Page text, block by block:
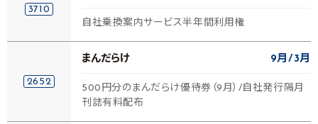
3710
自社乗換案内サービス半年間利用権
2652
まんだらけ 9月 3月
500円分のまんだらけ優待券（9月）/自社発行隔月
刊誌有料配布